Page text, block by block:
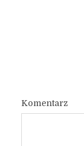
Komentarz